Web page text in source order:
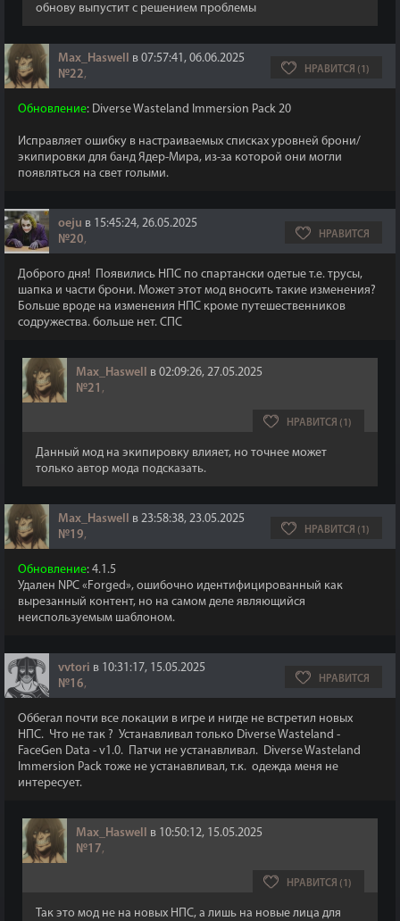
обнову выпустит с решением проблемы
Max_Haswell в 07:57:41, 06.06.2025
№22, НРАВИТСЯ (1)
Обновление: Diverse Wasteland Immersion Pack 20
Исправляет ошибку в настраиваемых списках уровней брони/
экипировки для банд Ядер-Мира, из-за которой они могли
появляться на свет голыми.
oeju в 15:45:24, 26.05.2025
№20, НРАВИТСЯ
Доброго дня! Появились НПС по спартански одетые т.е. трусы,
шапка и части брони. Может этот мод вносить такие изменения?
Больше вроде на изменения НПС кроме путешественников
содружества. больше нет. СПС
Max_Haswell в 02:09:26, 27.05.2025
№21 ,
НРАВИТСЯ (1)
Данный мод на экипировку влияет, но точнее может
только автор мода подсказать.
Max_Haswell в 23:58:38, 23.05.2025
№19, НРАВИТСЯ (1)
Обновление: 4.1.5
Удален NPC «Forged», ошибочно идентифицированный как
вырезанный контент, но на самом деле являющийся
неиспользуемым шаблоном.
vvtori в 10:31:17, 15.05.2025
№16, НРАВИТСЯ
Оббегал почти все локации в игре и нигде не встретил новых
НПС. Что не так ? Устанавливал только Diverse Wasteland -
FaceGen Data - v1.0. Патчи не устанавливал. Diverse Wasteland
Immersion Pack тоже не устанавливал, т.к. одежда меня не
интересует.
Max_Haswell в 10:50:12, 15.05.2025
№17,
НРАВИТСЯ (1)
Так это мод не на новых НПС, а лишь на новые лица для